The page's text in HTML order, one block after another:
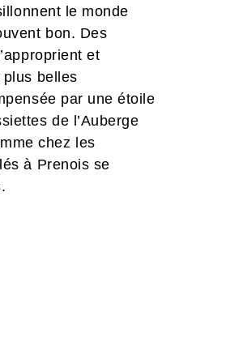
le monde
bon. Des
et
belles
par une étoile
de l’Auberge
chez les
à Prenois se